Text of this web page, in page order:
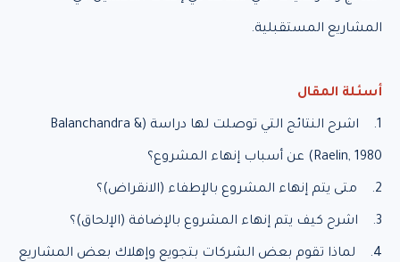
المشاريع المستقبلية.
أسئلة المقال
1. اشرح النتائج التي توصلت لها دراسة (Balanchandra &
Raelin, 1980) عن أسباب إنهاء المشروع؟
2. متى يتم إنهاء المشروع بالإطفاء (الانقراض)؟
3. اشرح كيف يتم إنهاء المشروع بالإضافة (الإلحاق)؟
4. لماذا تقوم بعض الشركات بتجويع وإهلاك بعض المشاريع